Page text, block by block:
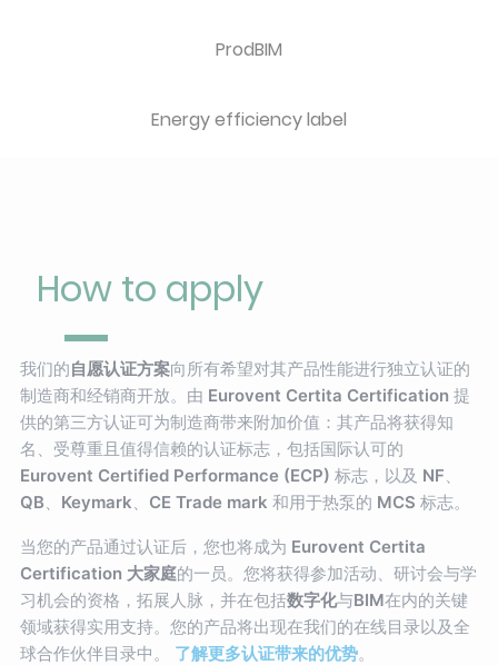
ProdBIM
Energy efficiency label
How to apply
我们的自愿认证方案向所有希望对其产品性能进行独立认证的
制造商和经销商开放。由 Eurovent Certita Certification 提
供的第三方认证可为制造商带来附加价值：其产品将获得知
名、受尊重且值得信赖的认证标志，包括国际认可的
Eurovent Certified Performance (ECP) 标志，以及 NF、
QB、 Keymark、 CE Trade mark 和用于热泵的 MCS 标志。
当您的产品通过认证后，您也将成为 Eurovent Certita
Certification 大家庭的一员。您将获得参加活动、研讨会与学
习机会的资格，拓展人脉，并在包括数字化与BIM在内的关键
领域获得实用支持。您的产品将出现在我们的在线目录以及全
球合作伙伴目录中。
了解更多认证带来的优势。